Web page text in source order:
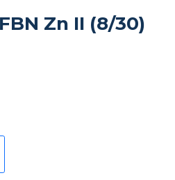
Zn II (8/30)
määrä